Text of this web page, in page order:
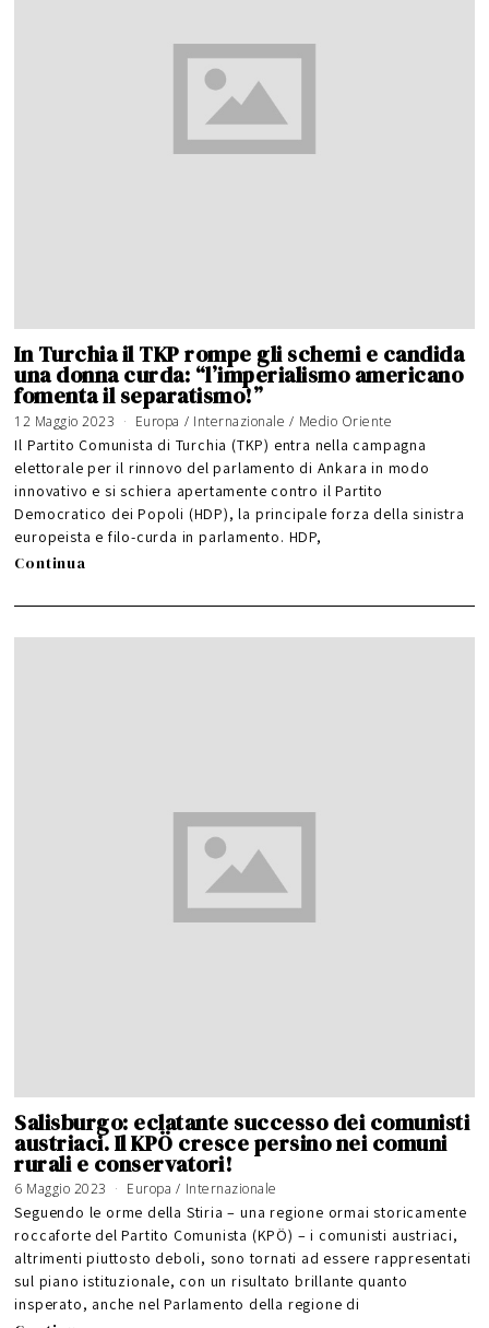
In Turchia il TKP rompe gli schemi e candida
una donna curda: “l’imperialismo americano
fomenta il separatismo!”
12 Maggio 2023 Europa / Internazionale / Medio Oriente
Il Partito Comunista di Turchia (TKP) entra nella campagna
elettorale per il rinnovo del parlamento di Ankara in modo
innovativo e si schiera apertamente contro il Partito
Democratico dei Popoli (HDP), la principale forza della sinistra
europeista e filo-curda in parlamento. HDP,
Continua
Salisburgo: eclatante successo dei comunisti
austriaci. Il KPÖ cresce persino nei comuni
rurali e conservatori!
6 Maggio 2023 Europa / Internazionale
Seguendo le orme della Stiria – una regione ormai storicamente
roccaforte del Partito Comunista (KPÖ) – i comunisti austriaci,
altrimenti piuttosto deboli, sono tornati ad essere rappresentati
sul piano istituzionale, con un risultato brillante quanto
insperato, anche nel Parlamento della regione di